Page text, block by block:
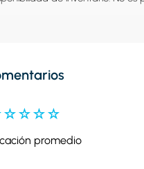
☆☆☆☆
promedio